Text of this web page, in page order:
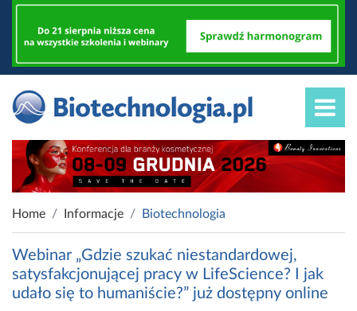
Home Informacje Biotechnologia
Webinar „Gdzie szukać niestandardowej,
satysfakcjonującej pracy w LifeScience? I jak
udało się to humaniście?” już dostępny online